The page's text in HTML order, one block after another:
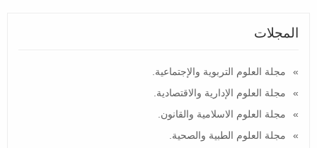
المجلات
مجلة العلوم التربوية والإجتماعية.
مجلة العلوم الإدارية والاقتصادية.
مجلة العلوم الاسلامية والقانون.
مجلة العلوم الطبية والصحية.